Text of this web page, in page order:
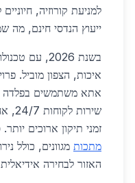
למניעת קורוזיה,
ייעוץ הנדסי חינם, מה
איכות, הצפון מוביל.
אתא משתמשים בפלדה
זמני תיקון ארוכים
מתכות מגוונים, כולל
האזור לבחירה אידיאלית